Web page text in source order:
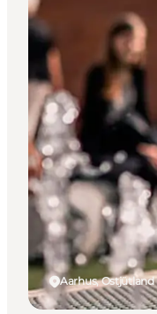
Aarhus, Ostjütland